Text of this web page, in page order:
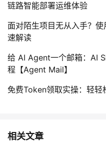
链路智能部署运维体验
面对陌生项目无从入手？
速解读
给 AI Agent一个邮箱：AI
程【Agent Mail】
免费Token领取实操：轻轻
相关文章